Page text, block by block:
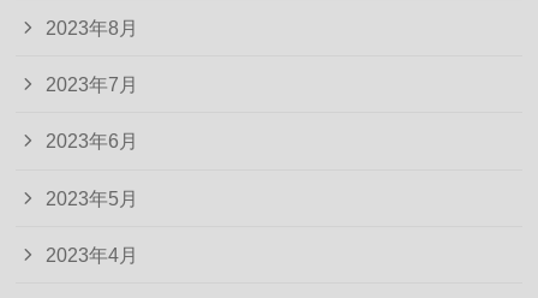
2023年8月
2023年7月
2023年6月
2023年5月
2023年4月